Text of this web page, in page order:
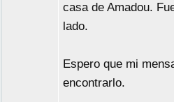
casa de Amadou.
lado.
Espero que mi
encontrarlo.